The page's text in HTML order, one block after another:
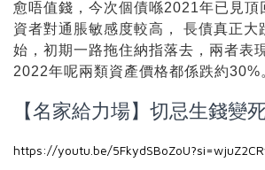
愈唔值錢，今次個債喺2021年已見頂
資者對通脹敏感度較高， 長債真正大
始，初期一路拖住納指落去，兩者表
2022年呢兩類資產價格都係跌約30%
【名家給力場】切忌生錢變
https://youtu.be/